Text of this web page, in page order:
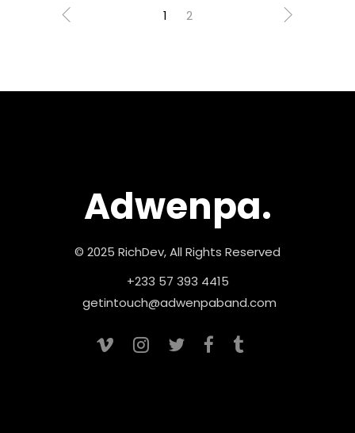
1 2
Adwenpa.
© 2025 RichDev, All Rights Reserved
+233 57 393 4415
getintouch@adwenpaband.com